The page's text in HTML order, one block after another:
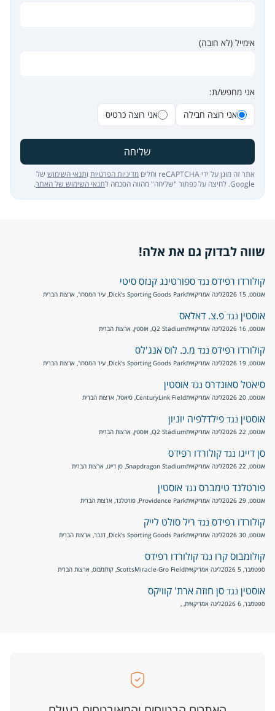
אימייל (לא חובה)
אני מחפש/ת:
אני רוצה חבילה
אני רוצה כרטיס
שליחה
אתר זה מוגן על ידי reCAPTCHA וחלים מדיניות הפרטיות ותנאי השימוש של
Google. לחיצה על כפתור "שליחה" מהווה הסכמה ל
תנאי השימוש של האתר.
שווה לבדוק גם את אלה!
קולורדו רפידס נגד ספורטינג קנזס סיטי
אוגוסט, 15 2026 ליגה אמריקאיתDick's Sporting Goods Park, עיר המסחר, ארצות הברית
אוסטין נגד פ.צ. דאלאס
אוגוסט, 16 2026 ליגה אמריקאיתQ2 Stadium, אוסטין, ארצות הברית
קולורדו רפידס נגד מ.כ. לוס אנג'לס
אוגוסט, 19 2026 ליגה אמריקאיתDick's Sporting Goods Park, עיר המסחר, ארצות הברית
סיאטל סאונדרס נגד אוסטין
אוגוסט, 20 2026 ליגה אמריקאיתCenturyLink Field, סיאטל, ארצות הברית
אוסטין נגד פילדלפיה יוניון
אוגוסט, 22 2026 ליגה אמריקאיתQ2 Stadium, אוסטין, ארצות הברית
סן דייגו נגד קולורדו רפידס
אוגוסט, 22 2026 ליגה אמריקאיתSnapdragon Stadium, סן דייגו, ארצות הברית
פורטלנד טימברס נגד אוסטין
אוגוסט, 29 2026 ליגה אמריקאיתProvidence Park, פורטלנד, ארצות הברית
קולורדו רפידס נגד ריל סולט לייק
אוגוסט, 30 2026 ליגה אמריקאיתDick's Sporting Goods Park, דנבר, ארצות הברית
קולומבוס קרו נגד קולורדו רפידס
ספטמבר, 5 2026 ליגה אמריקאיתScottsMiracle-Gro Field, קולומבוס, ארצות הברית
אוסטין נגד סן חוזה ארת' קוויקס
ספטמבר, 6 2026 ליגה אמריקאית, ,